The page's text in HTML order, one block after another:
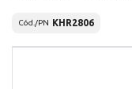
Cód./PN KHR2806